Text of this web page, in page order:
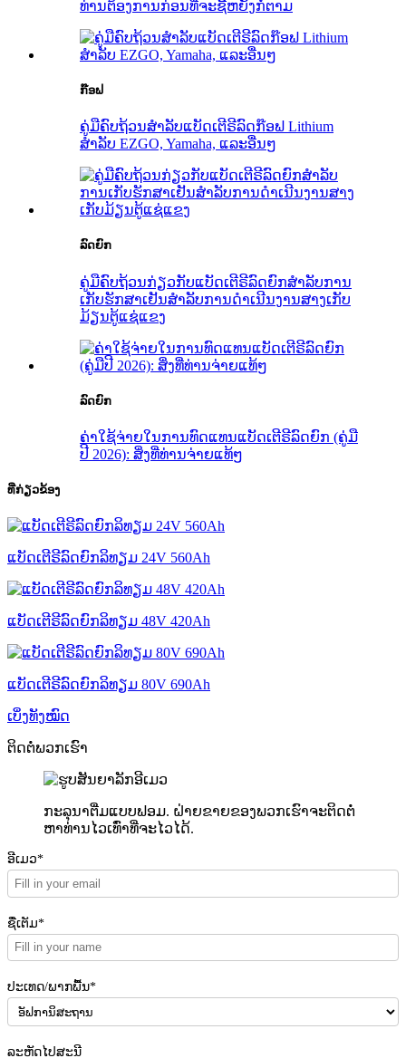
ທ່ານຕ້ອງການກ່ອນທີ່ຈະຊື້ຫຍັງກໍ່ຕາມ
ກ໊ອຟ
ຄູ່ມືຄົບຖ້ວນສຳລັບແບັດເຕີຣີລົດກ໊ອຟ Lithium
ສຳລັບ EZGO, Yamaha, ແລະອື່ນໆ
ລົດຍົກ
ຄູ່ມືຄົບຖ້ວນກ່ຽວກັບແບັດເຕີຣີລົດຍົກສຳລັບການ
ເກັບຮັກສາເຢັນສຳລັບການດຳເນີນງານສາງເກັບ
ມ້ຽນຕູ້ແຊ່ແຂງ
ລົດຍົກ
ຄ່າໃຊ້ຈ່າຍໃນການທົດແທນແບັດເຕີຣີລົດຍົກ (ຄູ່ມື
ປີ 2026): ສິ່ງທີ່ທ່ານຈ່າຍແທ້ໆ
ທີ່ກ່ຽວຂ້ອງ
ແບັດເຕີຣີລົດຍົກລິທຽມ 24V 560Ah
ແບັດເຕີຣີລົດຍົກລິທຽມ 48V 420Ah
ແບັດເຕີຣີລົດຍົກລິທຽມ 80V 690Ah
ເບິ່ງທັງໝົດ
ຕິດຕໍ່ພວກເຮົາ
ກະລຸນາຕື່ມແບບຟອມ. ຝ່າຍຂາຍຂອງພວກເຮົາຈະຕິດຕໍ່
ຫາທ່ານໄວເທົ່າທີ່ຈະໄວໄດ້.
ອີເມວ*
ຊື່ເຕັມ*
ປະເທດ/ພາກພື້ນ*
ລະຫັດໄປສະນີ